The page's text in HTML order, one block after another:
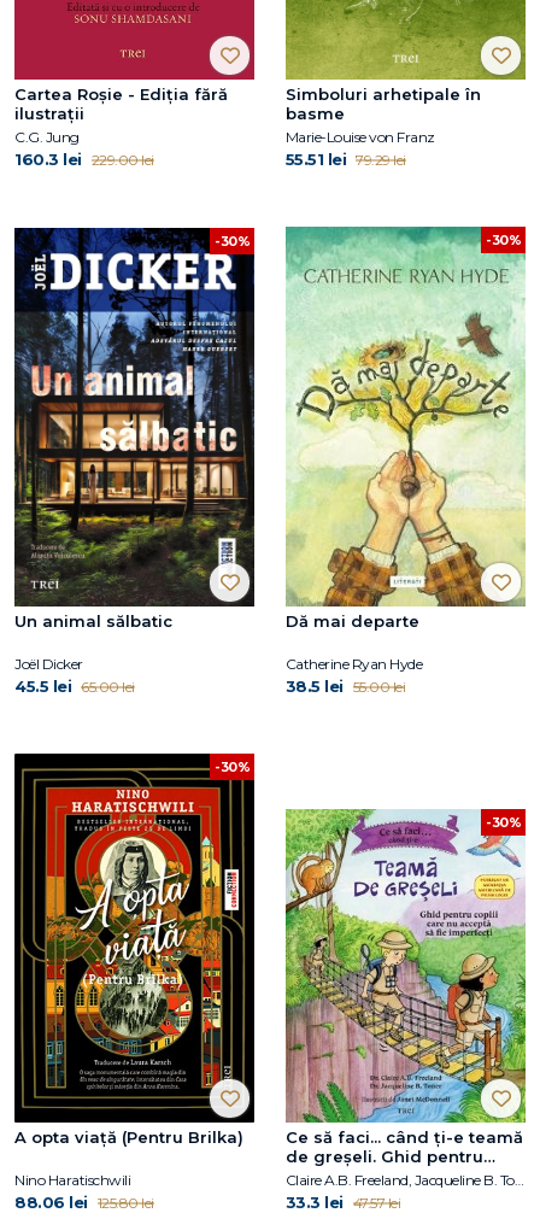
Cartea Roșie - Ediția fără
ilustrații
C.G. Jung
160.3 lei 229.00 lei
Simboluri arhetipale în
basme
Marie-Louise von Franz
55.51 lei 79.29 lei
-30%
Un animal sălbatic
Joël Dicker
45.5 lei 65.00 lei
-30%
Dă mai departe
Catherine Ryan Hyde
38.5 lei 55.00 lei
-30%
A opta viață (Pentru Brilka)
Nino Haratischwili
88.06 lei 125.80 lei
-30%
Ce să faci... când ți-e teamă
de greșeli. Ghid pentru
copiii care nu acceptă să fie
imperfecți
Claire A.B. Freeland, Jacqueline B. Toner, Janet McDonnell
33.3 lei 47.57 lei